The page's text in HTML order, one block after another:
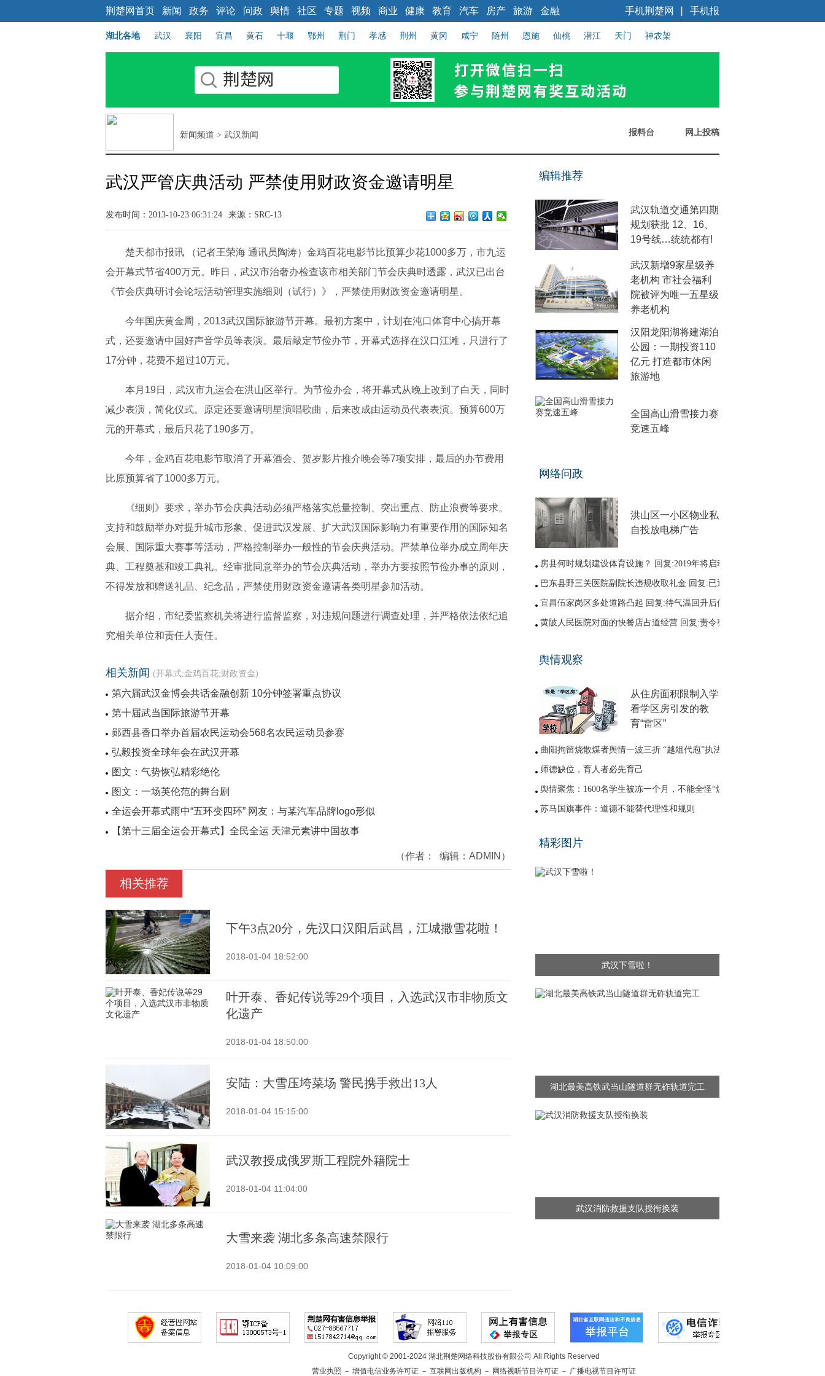
荆楚网首页 新闻 政务 评论 问政 舆情 社区 专题 视频 商业 健康 教育 汽车 房产 旅游 金融 手机报
手机荆楚网
湖北各地 武汉 襄阳 宜昌 黄石 十堰 鄂州 荆门 孝感 荆州 黄冈 咸宁 随州 恩施 仙桃 潜江 天门 神农架
新闻频道 > 武汉新闻 报料台 网上投稿
武汉严管庆典活动 严禁使用财政资金邀请明星
发布时间：2013-10-23 06:31:24 来源：SRC-13
楚天都市报讯 （记者王荣海 通讯员陶涛）金鸡百花电影节比预算少花1000多万，市九运
会开幕式节省400万元。昨日，武汉市治奢办检查该市相关部门节会庆典时透露，武汉已出台
《节会庆典研讨会论坛活动管理实施细则（试行）》，严禁使用财政资金邀请明星。
今年国庆黄金周，2013武汉国际旅游节开幕。最初方案中，计划在沌口体育中心搞开幕
式，还要邀请中国好声音学员等表演。最后敲定节俭办节，开幕式选择在汉口江滩，只进行了
17分钟，花费不超过10万元。
本月19日，武汉市九运会在洪山区举行。为节俭办会，将开幕式从晚上改到了白天，同时
减少表演，简化仪式。原定还要邀请明星演唱歌曲，后来改成由运动员代表表演。预算600万
元的开幕式，最后只花了190多万。
今年，金鸡百花电影节取消了开幕酒会、贺岁影片推介晚会等7项安排，最后的办节费用
比原预算省了1000多万元。
《细则》要求，举办节会庆典活动必须严格落实总量控制、突出重点、防止浪费等要求。
支持和鼓励举办对提升城市形象、促进武汉发展、扩大武汉国际影响力有重要作用的国际知名
会展、国际重大赛事等活动，严格控制举办一般性的节会庆典活动。严禁单位举办成立周年庆
典、工程奠基和竣工典礼。经审批同意举办的节会庆典活动，举办方要按照节俭办事的原则，
不得发放和赠送礼品、纪念品，严禁使用财政资金邀请各类明星参加活动。
据介绍，市纪委监察机关将进行监督监察，对违规问题进行调查处理，并严格依法依纪追
究相关单位和责任人责任。
相关新闻 (开幕式;金鸡百花;财政资金)
第六届武汉金博会共话金融创新 10分钟签署重点协议
第十届武当国际旅游节开幕
郧西县香口举办首届农民运动会568名农民运动员参赛
弘毅投资全球年会在武汉开幕
图文：气势恢弘精彩绝伦
图文：一场英伦范的舞台剧
全运会开幕式雨中“五环变四环” 网友：与某汽车品牌logo形似
【第十三届全运会开幕式】全民全运 天津元素讲中国故事
（作者： 编辑： ADMIN ）
相关推荐
下午3点20分，先汉口汉阳后武昌，江城撒雪花啦！
2018-01-04 18:52:00
叶开泰、香妃传说等29个项目，入选武汉市非物质文
化遗产
2018-01-04 18:50:00
安陆：大雪压垮菜场 警民携手救出13人
2018-01-04 15:15:00
武汉教授成俄罗斯工程院外籍院士
2018-01-04 11:04:00
大雪来袭 湖北多条高速禁限行
2018-01-04 10:09:00
编辑推荐
武汉轨道交通第四期
规划获批 12、16、
19号线…统统都有!
武汉新增9家星级养
老机构 市社会福利
院被评为唯一五星级
养老机构
汉阳龙阳湖将建湖泊
公园：一期投资110
亿元 打造都市休闲
旅游地
全国高山滑雪接力赛
竞速五峰
网络问政
洪山区一小区物业私
自投放电梯广告
房县何时规划建设体育设施？ 回复:2019年将启动
巴东县野三关医院副院长违规收取礼金 回复:已退回
宜昌伍家岗区多处道路凸起 回复:待气温回升后修补
黄陂人民医院对面的快餐店占道经营 回复:责令整改
网友建议调整鱼梁洲循环线路 回复:没有客流支撑
舆情观察
从住房面积限制入学
看学区房引发的教
育“雷区”
曲阳拘留烧散煤者舆情一波三折 “越俎代庖”执法引质疑
师德缺位，育人者必先育己
舆情聚焦：1600名学生被冻一个月，不能全怪“煤改气”
苏马国旗事件：道德不能替代理性和规则
精彩图片
武汉下雪啦！
湖北最美高铁武当山隧道群无砟轨道完工
武汉消防救援支队授衔换装
Copyright © 2001-2024 湖北荆楚网络科技股份有限公司 All Rights Reserved
营业执照 － 增值电信业务许可证 － 互联网出版机构 － 网络视听节目许可证 － 广播电视节目许可证